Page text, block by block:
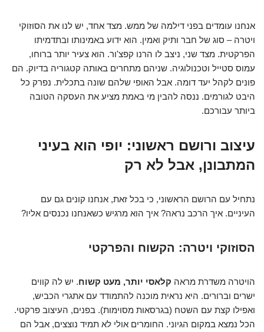
אנחנו עומדים בפני דילמה של ממש. מצד אחד, יש לנו את הסוזוקי
ויטרה – סוג של חבר ותיק ואמין. הוא ידוע באמינותו ובתדמיתו
הפרקטית. מצד שני, ניצב לו הרנו קפצ'ור. הוא צעיר יותר ברוחו,
עמוס סטייל וטכנולוגיה. שניהם מתחרים באותה קטגוריה בדיוק. הם
פונים לקהל יעד דומה. אבל האופי שלהם שונה בתכלית. נפרק כל
היבט לגורמים. ננסה להבין מי באמת מציע את העסקה הטובה
ביותר עבורכם.
עיצוב ורושם ראשוני: יופי הוא בעיני
המתבונן, אבל לא רק
נתחיל עם הרושם הראשוני, כי בכל זאת, אנחנו קונים גם עם
העיניים. איך הרכב נראה? איך הוא מרגיש כשאנחנו נכנסים אליו?
הסוזוקי ויטרה: הקשוח והפרקטי
הויטרה משדרת מראה קלאסי יותר, מעט קשוח. יש לה קווים
ישרים וברורים. היא נראית מוכנה להתמודד עם אתגרי הכביש,
ואפילו קצת עם השטח (בגרסאות מסוימות). בפנים, העיצוב פרקטי.
הכל נמצא במקום הגיוני. החומרים אולי לא תמיד נוצצים, אבל הם